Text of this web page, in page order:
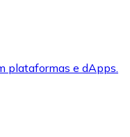
plataformas e dApps.